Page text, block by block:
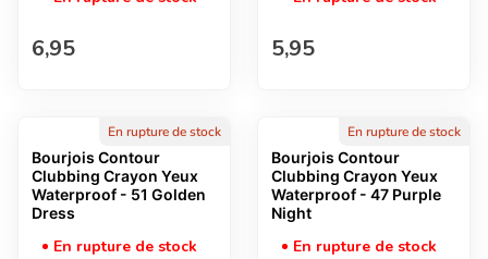
Prix normal
6,95 Prix normal
5,95
En rupture de stock
Bourjois Contour
Clubbing Crayon Yeux
Waterproof - 51 Golden
Dress
En rupture de stock
En rupture de stock
Bourjois Contour
Clubbing Crayon Yeux
Waterproof - 47 Purple
Night
En rupture de stock